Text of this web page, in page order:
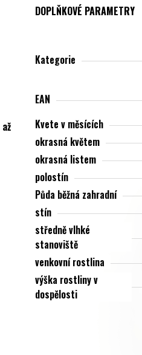
DOPLŇKOVÉ PARAMETRY
Kategorie
EAN
Kvete v měsících
okrasná květem
okrasná listem
polostín
Půda běžná zahradní
stín
středně vlhké
stanoviště
venkovní rostlina
výška rostliny v
dospělosti